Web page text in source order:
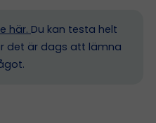
här. Du kan testa helt
det är dags att lämna